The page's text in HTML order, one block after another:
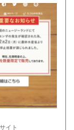
イト